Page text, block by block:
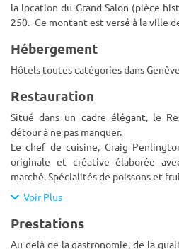
la location du Grand Salon (pièce
250.- Ce montant est versé à la ville
Hébergement
Hôtels toutes catégories dans
Restauration
Situé dans un cadre élégant, le
détour à ne pas manquer.
Le chef de cuisine, Craig
originale et créative élaborée
marché. Spécialités de poissons et
Voir Plus
Prestations
Au-delà de la gastronomie, de la